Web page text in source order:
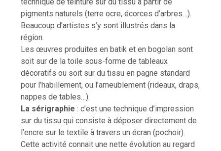
technique de teinture sur du tissu à partir de
pigments naturels (terre ocre, écorces d’arbres…).
Beaucoup d’artistes s’y sont illustrés dans la
région.
Les œuvres produites en batik et en bogolan sont
soit sur de la toile sous-forme de tableaux
décoratifs ou soit sur du tissu en pagne standard
pour l’habillement, ou l’ameublement (rideaux, draps,
nappes de tables…).
La sérigraphie: c’est une technique d’impression
sur du tissu qui consiste à déposer directement de
l’encre sur le textile à travers un écran (pochoir).
Cette activité connait une nette évolution au regard